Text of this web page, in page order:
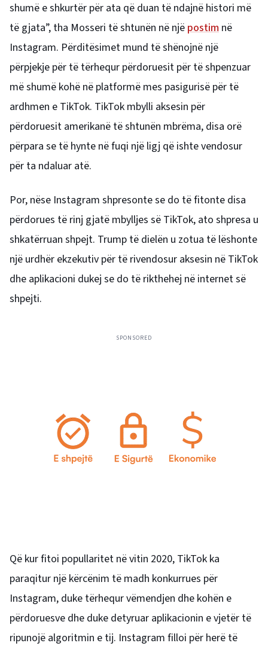
shumë e shkurtër për ata që duan të ndajnë histori më
të gjata”, tha Mosseri të shtunën në një postim në
Instagram. Përditësimet mund të shënojnë një
përpjekje për të tërhequr përdoruesit për të shpenzuar
më shumë kohë në platformë mes pasigurisë për të
ardhmen e TikTok. TikTok mbylli aksesin për
përdoruesit amerikanë të shtunën mbrëma, disa orë
përpara se të hynte në fuqi një ligj që ishte vendosur
për ta ndaluar atë.
Por, nëse Instagram shpresonte se do të fitonte disa
përdorues të rinj gjatë mbylljes së TikTok, ato shpresa u
shkatërruan shpejt. Trump të dielën u zotua të lëshonte
një urdhër ekzekutiv për të rivendosur aksesin në TikTok
dhe aplikacioni dukej se do të rikthehej në internet së
shpejti.
SPONSORED
Që kur fitoi popullaritet në vitin 2020, TikTok ka
paraqitur një kërcënim të madh konkurrues për
Instagram, duke tërhequr vëmendjen dhe kohën e
përdoruesve dhe duke detyruar aplikacionin e vjetër të
ripunojë algoritmin e tij. Instagram filloi për herë të